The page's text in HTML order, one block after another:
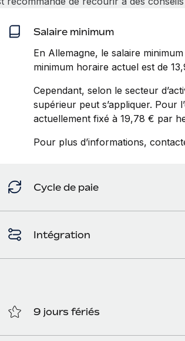
Salaire minimum
En Allemagne, le salaire
minimum horaire actuel est de
Cependant, selon le secteur
supérieur peut s’appliquer. Pour
actuellement fixé à 19,78 € par
Pour plus d’informations,
Cycle de paie
Intégration
9 jours fériés